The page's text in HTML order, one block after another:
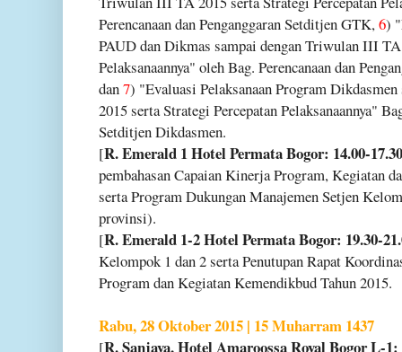
Perencanaan dan Penganggaran Setditjen GTK,6)
PAUD dan Dikmas sampai dengan Triwulan III
Pelaksanaannya" oleh Bag. Perencanaan dan
dan7) "Evaluasi Pelaksanaan Program
2015 serta Strategi Percepatan Pelaksanaannya"
Setditjen Dikdasmen.
[R. Emerald 1 Hotel Permata Bogor: 14.00-17.30
pembahasan Capaian Kinerja Program, Kegiatan
serta Program Dukungan Manajemen Setjen
provinsi).
[R. Emerald 1-2 Hotel Permata Bogor: 19.30-
Kelompok 1 dan 2 serta Penutupan Rapat
Program dan Kegiatan Kemendikbud Tahun 2015.
Rabu, 28 Oktober 2015 | 15 Muharram 1437
[R. Sanjaya, Hotel Amaroossa Royal Bogor L-1: